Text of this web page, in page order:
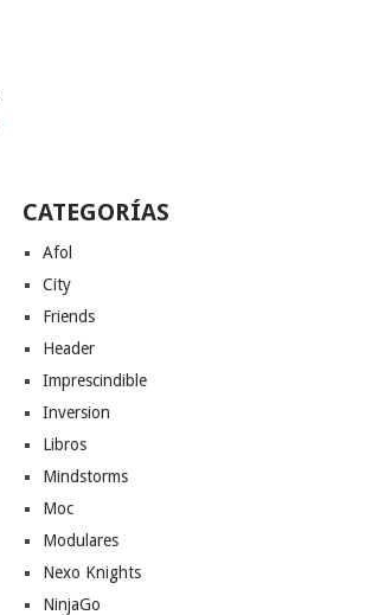
CATEGORÍAS
Afol
City
Friends
Header
Imprescindible
Inversion
Libros
Mindstorms
Moc
Modulares
Nexo Knights
NinjaGo